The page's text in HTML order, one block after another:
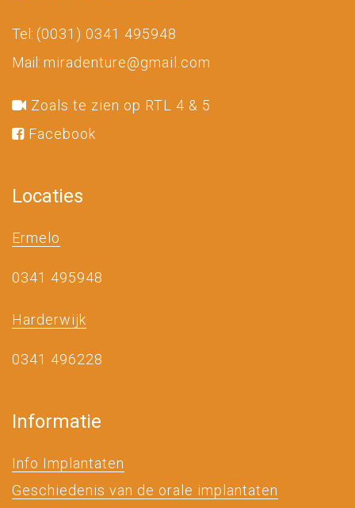
Tel: (0031) 0341 495948
Mail: miradenture@gmail.com
Zoals te zien op RTL 4 & 5
Facebook
Locaties
Ermelo
0341 495948
Harderwijk
0341 496228
Informatie
Info Implantaten
Geschiedenis van de orale implantaten